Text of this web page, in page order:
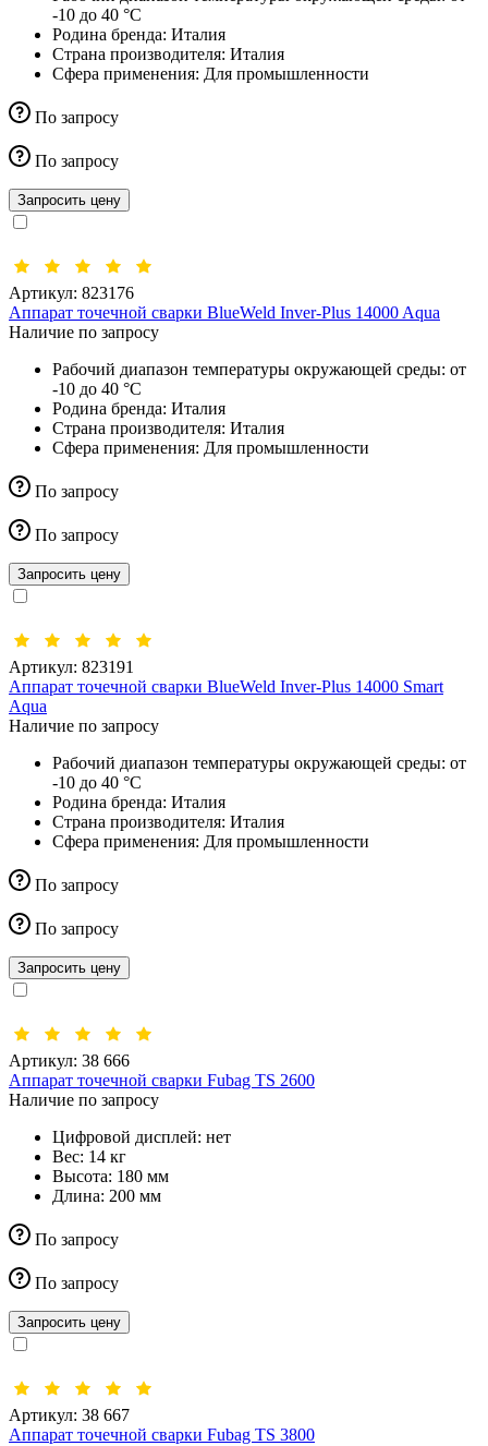
-10 до 40 °С
Родина бренда: Италия
Страна производителя: Италия
Сфера применения: Для промышленности
По запросу
По запросу
Запросить цену
Артикул: 823176
Аппарат точечной сварки BlueWeld Inver-Plus 14000 Aqua
Наличие по запросу
Рабочий диапазон температуры окружающей среды: от
-10 до 40 °С
Родина бренда: Италия
Страна производителя: Италия
Сфера применения: Для промышленности
По запросу
По запросу
Запросить цену
Артикул: 823191
Аппарат точечной сварки BlueWeld Inver-Plus 14000 Smart
Aqua
Наличие по запросу
Рабочий диапазон температуры окружающей среды: от
-10 до 40 °С
Родина бренда: Италия
Страна производителя: Италия
Сфера применения: Для промышленности
По запросу
По запросу
Запросить цену
Артикул: 38 666
Аппарат точечной сварки Fubag TS 2600
Наличие по запросу
Цифровой дисплей: нет
Вес: 14 кг
Высота: 180 мм
Длина: 200 мм
По запросу
По запросу
Запросить цену
Артикул: 38 667
Аппарат точечной сварки Fubag TS 3800